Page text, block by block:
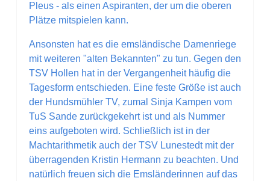
Pleus - als einen Aspiranten, der um die oberen
Plätze mitspielen kann.
Ansonsten hat es die emsländische Damenriege
mit weiteren "alten Bekannten" zu tun. Gegen den
TSV Hollen hat in der Vergangenheit häufig die
Tagesform entschieden. Eine feste Größe ist auch
der Hundsmühler TV, zumal Sinja Kampen vom
TuS Sande zurückgekehrt ist und als Nummer
eins aufgeboten wird. Schließlich ist in der
Machtarithmetik auch der TSV Lunestedt mit der
überragenden Kristin Hermann zu beachten. Und
natürlich freuen sich die Emsländerinnen auf das